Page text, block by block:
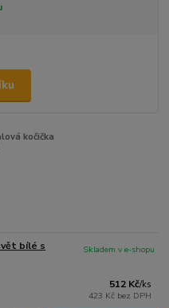
kočička
bílé s
512 Kč/ks
423 Kč bez DPH
Skladem v e-shopu